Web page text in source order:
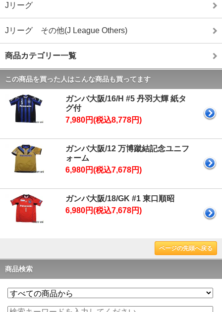
Jリーグ
Jリーグ その他(J League Others)
商品カテゴリー一覧
この商品を買った人はこんな商品も買ってます
ガンバ大阪/16/H #5 丹羽大輝 紙タ
グ付
7,980円(税込8,778円)
ガンバ大阪/12 万博蹴結記念ユニフ
ォーム
6,980円(税込7,678円)
ガンバ大阪/18/GK #1 東口順昭
6,980円(税込7,678円)
ページの先頭へ戻る
商品検索